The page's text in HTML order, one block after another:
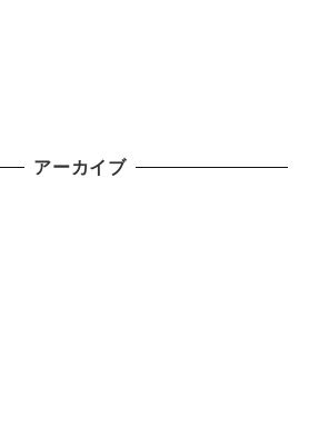
アーカイブ